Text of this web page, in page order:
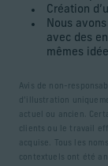
Création
Nous
avec des
mêmes
Avis de non-
d’illustration
actuel ou ancien.
clients ou le travail
acquise. Tous les
contextuels ont été